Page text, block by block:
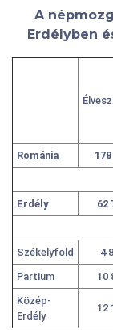
A
Erdélyben
Románia
Erdély 62
Székelyföld
4
Partium
10
Közép-
Erdély
12